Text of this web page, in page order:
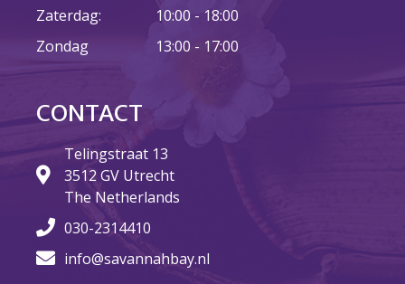
Non-fictie
Radio Savannah
Zaterdag:
Zondag
10:00 - 18:00
13:00 - 17:00
CONTACT
Telingstraat 13
3512 GV Utrecht
The Netherlands
030-2314410
info@savannahbay.nl